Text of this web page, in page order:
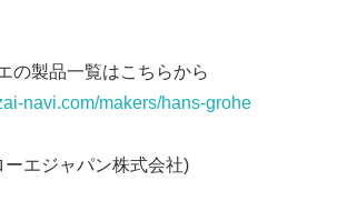
の製品一覧はこちらから
navi.com/makers/hans-grohe
ーエジャパン株式会社)